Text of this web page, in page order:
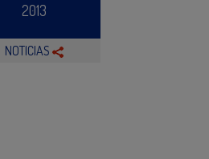
2013
NOTICIAS